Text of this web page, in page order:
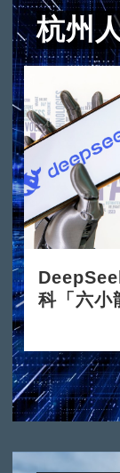
杭州
科「六小